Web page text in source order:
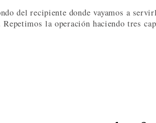
del recipiente donde vayamos a
la operación haciendo tres